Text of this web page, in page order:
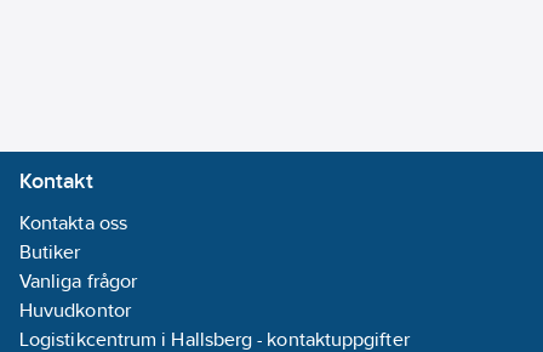
Kontakt
Kontakta oss
Butiker
Vanliga frågor
Huvudkontor
Logistikcentrum i Hallsberg - kontaktuppgifter